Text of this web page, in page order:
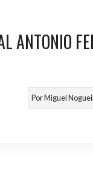
ANTONIO
PorMiguel